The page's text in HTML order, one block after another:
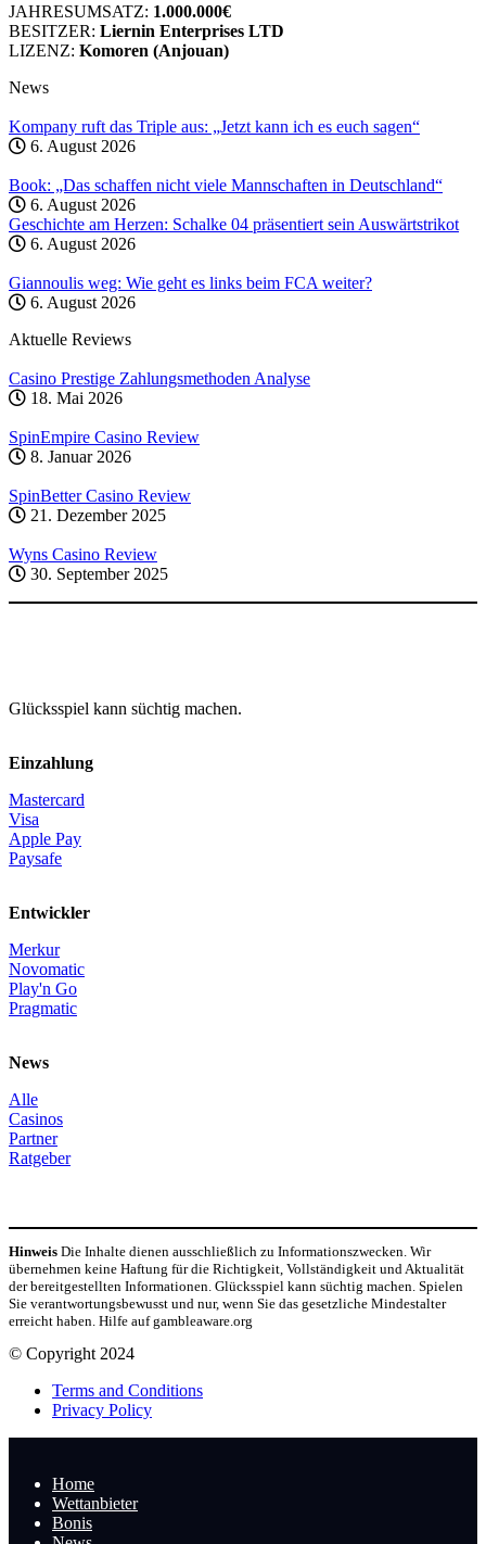
JAHRESUMSATZ: 1.000.000€
BESITZER: Liernin Enterprises LTD
LIZENZ: Komoren (Anjouan)
News
Kompany ruft das Triple aus: „Jetzt kann ich es euch sagen“
6. August 2026
Book: „Das schaffen nicht viele Mannschaften in Deutschland“
6. August 2026
Geschichte am Herzen: Schalke 04 präsentiert sein Auswärtstrikot
6. August 2026
Giannoulis weg: Wie geht es links beim FCA weiter?
6. August 2026
Aktuelle Reviews
Casino Prestige Zahlungsmethoden Analyse
18. Mai 2026
SpinEmpire Casino Review
8. Januar 2026
SpinBetter Casino Review
21. Dezember 2025
Wyns Casino Review
30. September 2025
Glücksspiel kann süchtig machen.
Einzahlung
Mastercard
Visa
Apple Pay
Paysafe
Entwickler
Merkur
Novomatic
Play'n Go
Pragmatic
News
Alle
Casinos
Partner
Ratgeber
Hinweis Die Inhalte dienen ausschließlich zu Informationszwecken. Wir
übernehmen keine Haftung für die Richtigkeit, Vollständigkeit und Aktualität
der bereitgestellten Informationen. Glücksspiel kann süchtig machen. Spielen
Sie verantwortungsbewusst und nur, wenn Sie das gesetzliche Mindestalter
erreicht haben. Hilfe auf gambleaware.org
© Copyright 2024
Terms and Conditions
Privacy Policy
Home
Wettanbieter
Bonis